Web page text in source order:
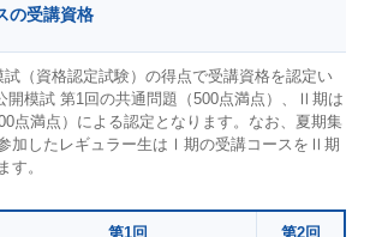
の受講資格
（資格認定試験）の得点で受講資格を認定い
模試 第1回の共通問題（500点満点）、Ⅱ期は
点満点）による認定となります。なお、夏期集
加したレギュラー生はⅠ期の受講コースをⅡ期
す。
第1回 第2回